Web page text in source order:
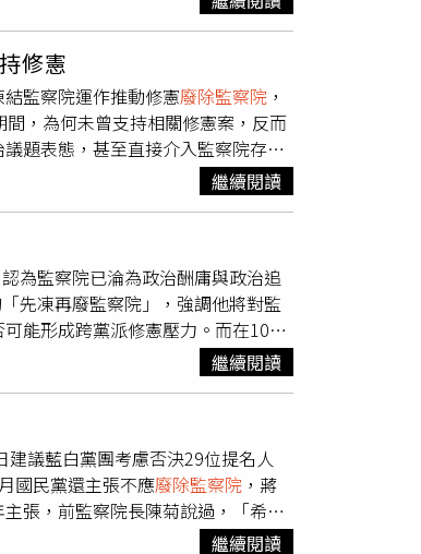
民生議題。媒體詢問對於蔣萬安主
與縣政議題。卓榮泰最後也向媒體
上。
修憲
監察院運作推動修憲廢除監察院 ，
間，為何未曾支持相關修憲案，反而
題表態，甚至直接介入監察院存廢
監察院並非新議題，民進黨多年來
院成立修憲委員會後，涉及廢除考監
須取得足夠立委同意才能進入公民
，如今蔣萬安高喊廢監院，卻未說
相關議題態度消極，與現在的主張
黨從未積極推動廢監院修憲，如今
，若蔣萬安有意推動憲政改革，應
市政推動，而不是頻頻介入國會職
，應透過理性討論與修憲程序處
，而非在監委提名案上進行政治攻
繼續閱讀
為監察院已淪為政治酬庸與政治追
先凍再廢監察院」，強調他將對監
能形成跨黨派修憲壓力。而在105
。面對黃國昌的批評，被罷免的前桃
席次，是否有能力推動制度改革。
主張再度被翻出檢視。先是蔡英文
如今綠營正面臨立場轉變的質疑聲
落差。在現行憲政程序上，監察院
廢監院提案，但朝野始終無法取得
段。
繼續閱讀
議藍白黨團考慮否決29位提名人
國民黨還主張不應廢除監察院 ，蔣
張，前監察院長陳菊說過，「希望
議國民黨和民眾黨立法院黨團可以考
繼續閱讀